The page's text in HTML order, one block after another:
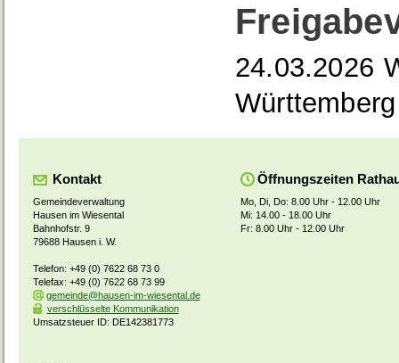
24.03.2026
Württemberg
Kontakt
Gemeindeverwaltung
Hausen im Wiesental
Bahnhofstr. 9
79688 Hausen i. W.
Telefon: +49 (0) 7622 68 73 0
Telefax: +49 (0) 7622 68 73 99
gemeinde@hausen-im-wiesental.de
verschlüsselte Kommunikation
Umsatzsteuer ID: DE142381773
Öffnungszeiten
Mo, Di, Do: 8.00 Uhr - 12.00 Uhr
Mi: 14.00 - 18.00 Uhr
Fr: 8.00 Uhr - 12.00 Uhr